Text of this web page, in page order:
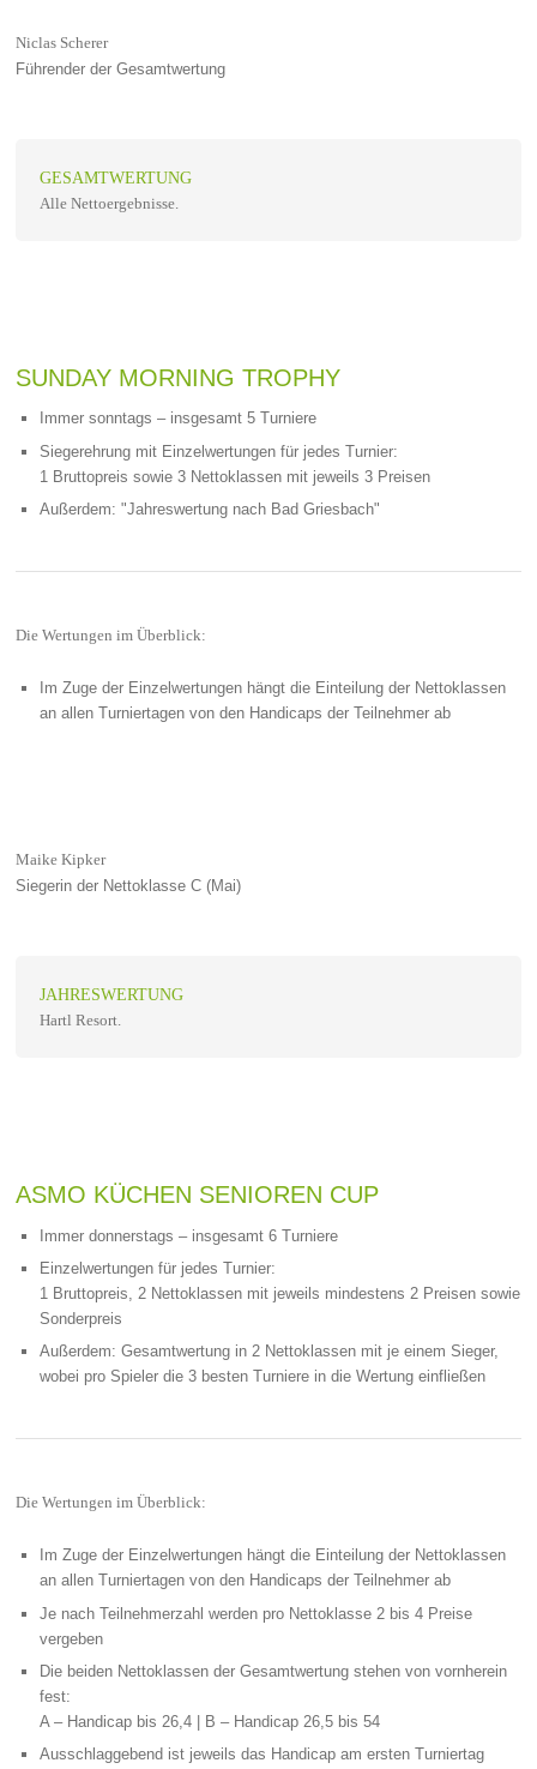
Niclas Scherer
Führender der Gesamtwertung
GESAMTWERTUNG
Alle Nettoergebnisse.
SUNDAY MORNING TROPHY
Immer sonntags – insgesamt 5 Turniere
Siegerehrung mit Einzelwertungen für jedes Turnier:
1 Bruttopreis sowie 3 Nettoklassen mit jeweils 3 Preisen
Außerdem: "Jahreswertung nach Bad Griesbach"
Die Wertungen im Überblick:
Im Zuge der Einzelwertungen hängt die Einteilung der Nettoklassen
an allen Turniertagen von den Handicaps der Teilnehmer ab
Maike Kipker
Siegerin der Nettoklasse C (Mai)
JAHRESWERTUNG
Hartl Resort.
ASMO KÜCHEN SENIOREN CUP
Immer donnerstags – insgesamt 6 Turniere
Einzelwertungen für jedes Turnier:
1 Bruttopreis, 2 Nettoklassen mit jeweils mindestens 2 Preisen sowie
Sonderpreis
Außerdem: Gesamtwertung in 2 Nettoklassen mit je einem Sieger,
wobei pro Spieler die 3 besten Turniere in die Wertung einfließen
Die Wertungen im Überblick:
Im Zuge der Einzelwertungen hängt die Einteilung der Nettoklassen
an allen Turniertagen von den Handicaps der Teilnehmer ab
Je nach Teilnehmerzahl werden pro Nettoklasse 2 bis 4 Preise
vergeben
Die beiden Nettoklassen der Gesamtwertung stehen von vornherein
fest:
A – Handicap bis 26,4 | B – Handicap 26,5 bis 54
Ausschlaggebend ist jeweils das Handicap am ersten Turniertag